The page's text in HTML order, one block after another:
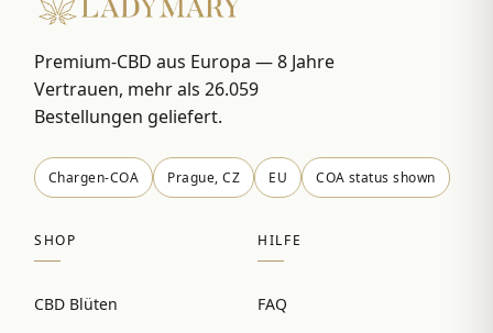
Premium-CBD aus Europa — 8 Jahre
Vertrauen, mehr als 26.059
Bestellungen geliefert.
Chargen-COA Prague, CZ EU COA status shown
SHOP
CBD Blüten
HILFE
FAQ